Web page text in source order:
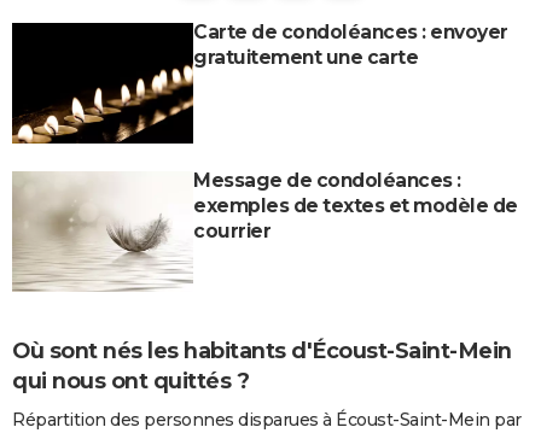
Carte de condoléances : envoyer
gratuitement une carte
Message de condoléances :
exemples de textes et modèle de
courrier
Où sont nés les habitants d'Écoust-Saint-Mein
qui nous ont quittés ?
Répartition des personnes disparues à Écoust-Saint-Mein par